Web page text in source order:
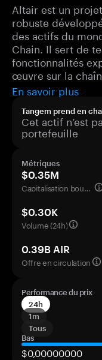
Altair est un
robuste
des actifs du
Chain. Il sert de
fonctionnalités
œuvre sur la
En savoir plus
Tangem prend en
Cet actif n’est
portefeuille
Métriques
$0.35M
Capitalisation boursière
$0.30K
Volume (24h)
0.39B AIR
Offre en circulation
Performance du prix
24h
1m
Tous
Bas
$0,00000000